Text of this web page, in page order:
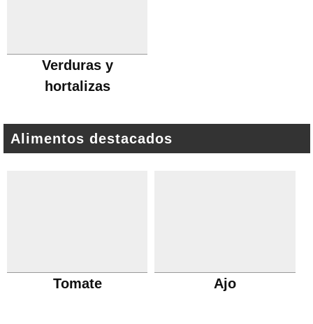
Verduras y
hortalizas
Alimentos destacados
Tomate Ajo